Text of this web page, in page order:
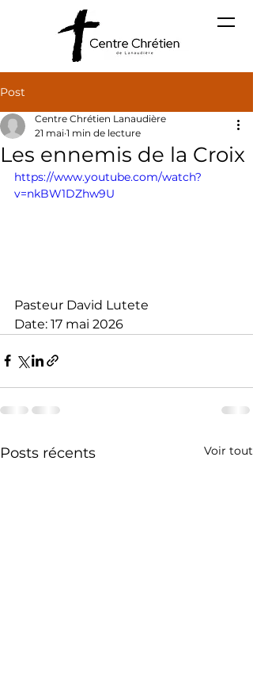
Post
Les ennemis de la Croix
Centre Chrétien Lanaudière
21 mai 1 min de lecture
https://www.youtube.com/watch?
v=nkBW1DZhw9U
Pasteur David Lutete
Date: 17 mai 2026
Posts récents Voir tout